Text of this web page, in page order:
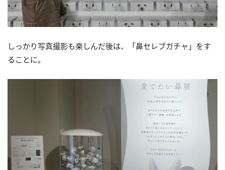
しっかり写真撮影も楽しんだ後は、「鼻セレブガチャ」をす
ることに。